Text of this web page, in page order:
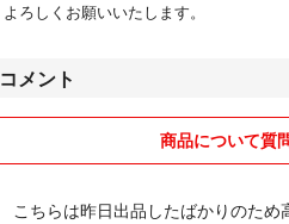
よろしくお願いいたします。
コメント
商品について質
こちらは昨日出品したばかりのため